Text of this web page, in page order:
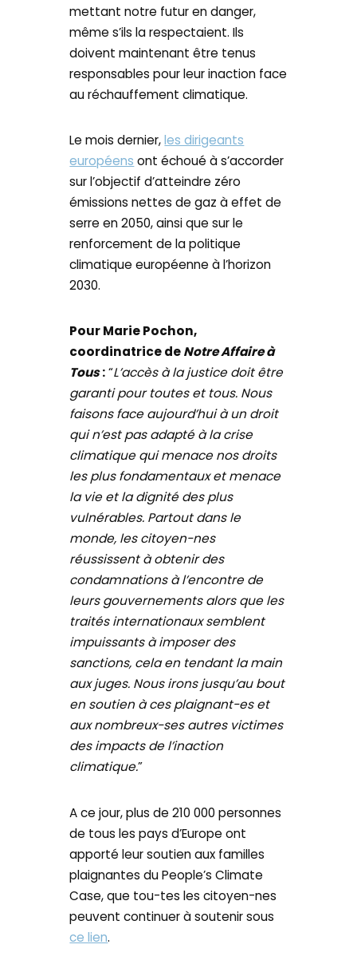
mettant notre futur en danger,
même s’ils la respectaient. Ils
doivent maintenant être tenus
responsables pour leur inaction face
au réchauffement climatique.
Le mois dernier,les dirigeants
européens ont échoué à s’accorder
sur l’objectif d’atteindre zéro
émissions nettes de gaz à effet de
serre en 2050, ainsi que sur le
renforcement de la politique
climatique européenne à l’horizon
2030.
Pour Marie Pochon,
coordinatrice deNotre Affaire à
Tous:“L’accès à la justice doit être
garanti pour toutes et tous. Nous
faisons face aujourd’hui à un droit
qui n’est pas adapté à la crise
climatique qui menace nos droits
les plus fondamentaux et menace
la vie et la dignité des plus
vulnérables. Partout dans le
monde, les citoyen-nes
réussissent à obtenir des
condamnations à l’encontre de
leurs gouvernements alors que les
traités internationaux semblent
impuissants à imposer des
sanctions, cela en tendant la main
aux juges. Nous irons jusqu’au bout
en soutien à ces plaignant-es et
aux nombreux-ses autres victimes
des impacts de l’inaction
climatique.”
A ce jour, plus de 210 000 personnes
de tous les pays d’Europe ont
apporté leur soutien aux familles
plaignantes du People’s Climate
Case, que tou-tes les citoyen-nes
peuvent continuer à soutenir sous
ce lien.